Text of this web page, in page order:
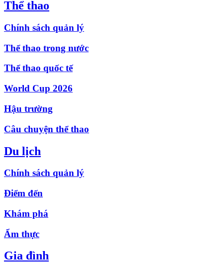
Thể thao
Chính sách quản lý
Thể thao trong nước
Thể thao quốc tế
World Cup 2026
Hậu trường
Câu chuyện thể thao
Du lịch
Chính sách quản lý
Điểm đến
Khám phá
Ẩm thực
Gia đình